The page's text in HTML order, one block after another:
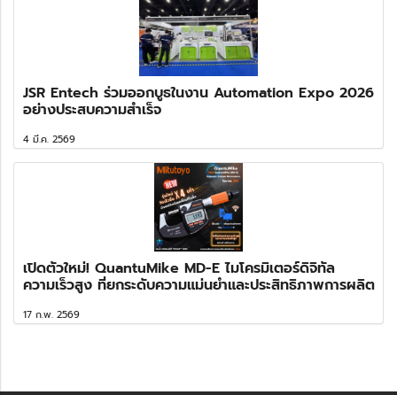
JSR Entech ร่วมออกบูธในงาน Automation Expo 2026
อย่างประสบความสำเร็จ
4 มี.ค. 2569
เปิดตัวใหม่! QuantuMike MD-E ไมโครมิเตอร์ดิจิทัล
ความเร็วสูง ที่ยกระดับความแม่นยำและประสิทธิภาพการผลิต
17 ก.พ. 2569